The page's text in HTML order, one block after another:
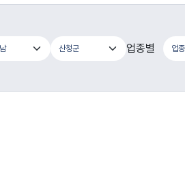
업종별